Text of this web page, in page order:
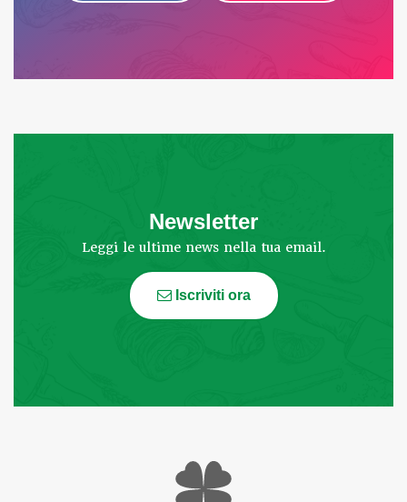
Newsletter
Leggi le ultime news nella tua email.
Iscriviti ora